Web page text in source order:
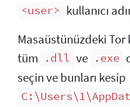
<user> kullanıcı
Masaüstünüzdeki Tor
tüm
.dll ve .exe
seçin ve bunları kesip